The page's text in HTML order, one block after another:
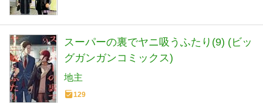
スーパーの裏でヤニ吸うふたり(9) (ビッ
グガンガンコミックス)
地主
129